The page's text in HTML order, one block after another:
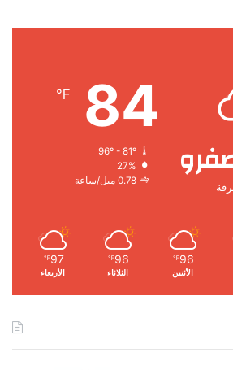
84
℉
96º - 81º
27%
0.78 ميل/ساعة
96
℉
الأثنين
96
℉
الثلاثاء
97
℉
الأربعاء